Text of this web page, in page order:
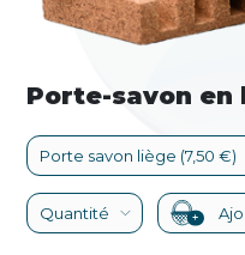
Porte-savon en